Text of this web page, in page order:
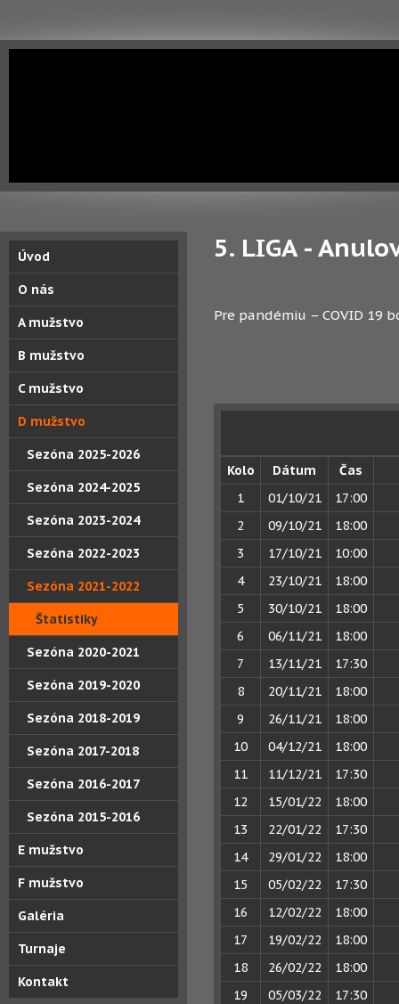
Úvod
O nás
A mužstvo
B mužstvo
C mužstvo
D mužstvo
Sezóna 2025-2026
Sezóna 2024-2025
Sezóna 2023-2024
Sezóna 2022-2023
Sezóna 2021-2022
Štatistiky
Sezóna 2020-2021
Sezóna 2019-2020
Sezóna 2018-2019
Sezóna 2017-2018
Sezóna 2016-2017
Sezóna 2015-2016
E mužstvo
F mužstvo
Galéria
Turnaje
Kontakt
5. LIGA -
Pre pandémiu – COVID 19
Kolo Dátum
Čas
1
01/10/21
17:00
2
09/10/21
18:00
3
17/10/21
10:00
4
23/10/21
18:00
5
30/10/21
18:00
6
06/11/21
18:00
7
13/11/21
17:30
8
20/11/21
18:00
9
26/11/21
18:00
10
04/12/21
18:00
11
11/12/21
17:30
12
15/01/22
18:00
13
22/01/22
17:30
14
29/01/22
18:00
15
05/02/22
17:30
16
12/02/22
18:00
17
19/02/22
18:00
18
26/02/22
18:00
19
05/03/22
17:30